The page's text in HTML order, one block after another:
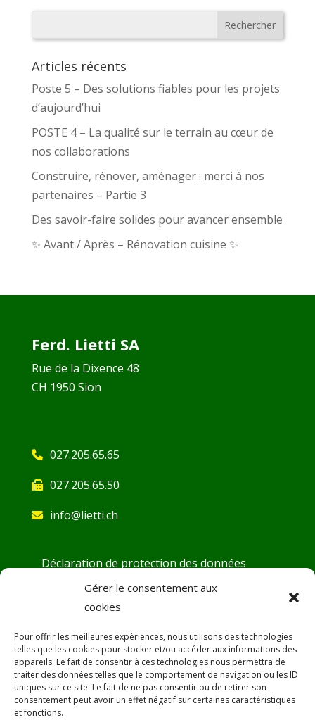
Gérer le consentement aux
cookies
Pour offrir les meilleures expériences, nous utilisons des technologies
telles que les cookies pour stocker et/ou accéder aux informations des
appareils. Le fait de consentir à ces technologies nous permettra de
traiter des données telles que le comportement de navigation ou les ID
uniques sur ce site. Le fait de ne pas consentir ou de retirer son
consentement peut avoir un effet négatif sur certaines caractéristiques
et fonctions.
Articles récents
Poste 5 – Des solutions fiables pour les projets
d’aujourd’hui
POSTE 4 – La qualité sur le terrain au cœur de
nos collaborations
Construire, rénover, aménager : merci à nos
partenaires – Partie 3
Des savoir-faire solides pour avancer ensemble
✨ Avant / Après – Rénovation cuisine ✨
Ferd. Lietti SA
Rue de la Dixence 48
CH 1950 Sion
027.205.65.65
027.205.65.50
info@lietti.ch
Déclaration de protection des données
Conditions générales
Demande d’ouverture de compte
Fiches de sécurité
DoP – Déclaration de Performance
Désamiantage
SAV